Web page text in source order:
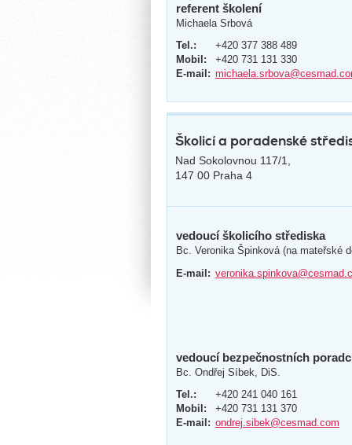
referent školení
Michaela Srbová
Tel.:
+420 377 388 489
Mobil:
+420 731 131 330
E-mail:
Školicí a poradenské
Nad Sokolovnou 117/1,
147 00 Praha 4
vedoucí školicího střediska
Bc. Veronika Špinková (na mateřské
E-mail:
vedoucí bezpečnostních
Bc. Ondřej Síbek, DiS.
Tel.:
+420 241 040 161
Mobil:
+420 731 131 370
E-mail: ondrej.sibek@cesmad.com